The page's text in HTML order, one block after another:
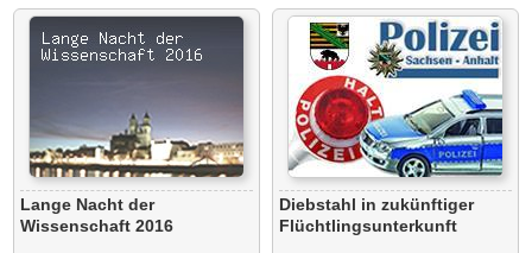
Lange Nacht der
Wissenschaft 2016
Diebstahl in zukünftiger
Flüchtlingsunterkunft